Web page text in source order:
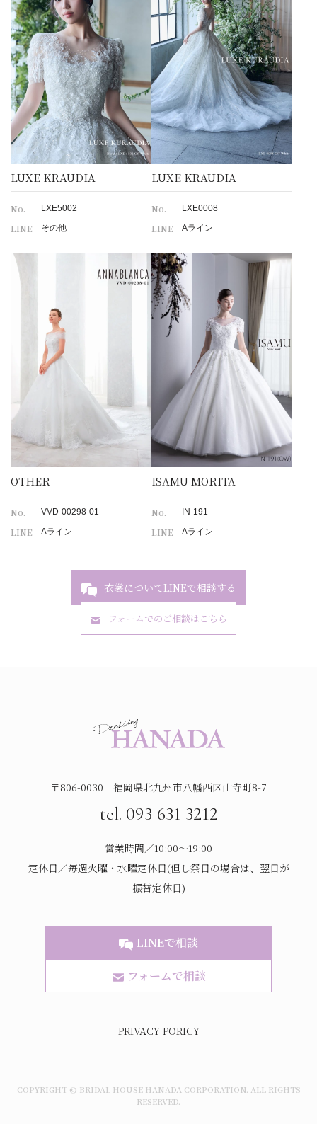
LUXE KRAUDIA
No. LXE5002
LINE その他
LUXE KRAUDIA
No. LXE0008
LINE Aライン
OTHER
No. VVD-00298-01
LINE Aライン
ISAMU MORITA
No. IN-191
LINE Aライン
衣裳についてLINEで相談する
フォームでのご相談はこちら
〒806-0030 福岡県北九州市八幡西区山寺町8-7
tel. 093 631 3212
営業時間／10:00～19:00
定休日／毎週火曜・水曜定休日(但し祭日の場合は、翌日が
振替定休日)
LINEで相談
フォームで相談
PRIVACY PORICY
COPYRIGHT © BRIDAL HOUSE HANADA CORPORATION. ALL RIGHTS
RESERVED.